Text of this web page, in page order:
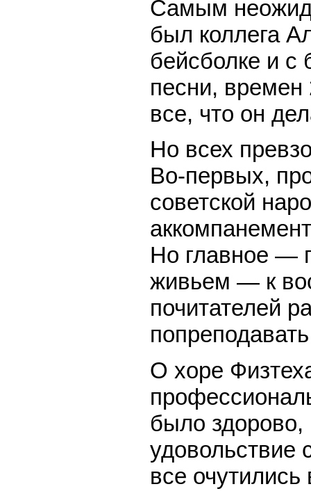
Самым
был коллега
бейсболке и
песни,
все, что он
Но всех
Во-первых,
советской
Но главное —
живьем — к
почитателей
О хоре
было здорово,
все